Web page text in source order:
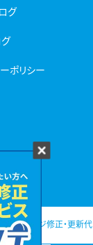
グ
ポリシー
ムページ修正・更新代